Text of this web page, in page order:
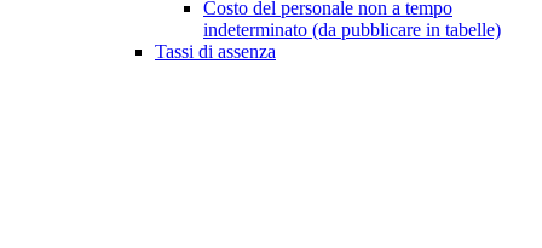
Costo del personale non a tempo
indeterminato (da pubblicare in tabelle)
Tassi di assenza